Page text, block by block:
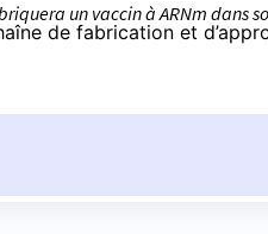
un vaccin à ARNm dans
de fabrication et